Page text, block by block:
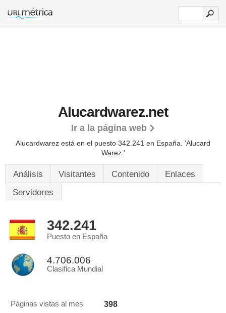
Alucardwarez.net
Ir a la página web
Alucardwarez está en el puesto 342.241 en España. 'Alucard
Warez.'
Análisis Visitantes Contenido
Enlaces
Servidores
342.241
Puesto en España
4.706.006
Clasifica Mundial
Páginas vistas al mes 398